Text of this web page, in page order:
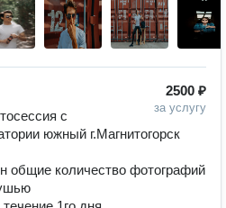
2500 ₽
за услугу
с
южный г.Магнитогорск
общие количество фотографий